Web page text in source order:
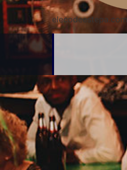
elecodeestepa.com